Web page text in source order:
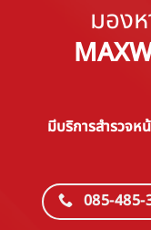
มองห
มีบริการสำรวจห
085-485-